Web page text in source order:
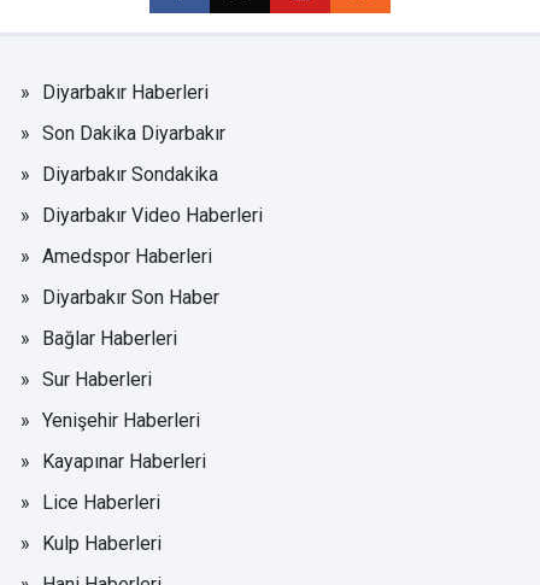
Diyarbakır Haberleri
Son Dakika Diyarbakır
Diyarbakır Sondakika
Diyarbakır Video Haberleri
Amedspor Haberleri
Diyarbakır Son Haber
Bağlar Haberleri
Sur Haberleri
Yenişehir Haberleri
Kayapınar Haberleri
Lice Haberleri
Kulp Haberleri